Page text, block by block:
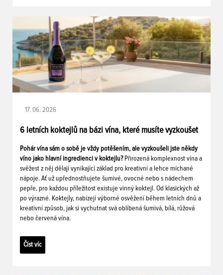
17. 06. 2026
6 letních koktejlů na bázi vína, které musíte vyzkoušet
Pohár vína sám o sobě je vždy potěšením, ale vyzkoušeli jste někdy
víno jako hlavní ingredienci v koktejlu? Přirozená komplexnost vína a
svěžest z něj dělají vynikající základ pro kreativní a lehce míchané
nápoje. Ať už upřednostňujete šumivé, ovocné nebo s nádechem
pepře, pro každou příležitost existuje vinný koktejl. Od klasických až
po výrazné. Koktejly, nabízejí výborné osvěžení během letních dnů a
kreativní způsob, jak si vychutnat svá oblíbená šumivá, bílá, růžová
nebo červená vína.
Číst víc